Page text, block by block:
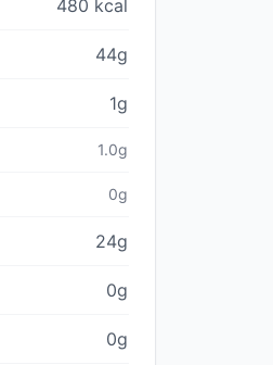
480 kcal
44g
1g
1.0g
0g
24g
0g
0g